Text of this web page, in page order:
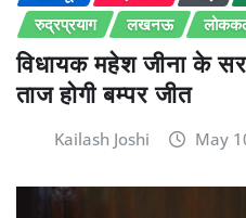
रुद्रप्रयाग
लखनऊ
विधायक महेश जीना के
ताज होगी बम्पर जीत
Kailash Joshi May